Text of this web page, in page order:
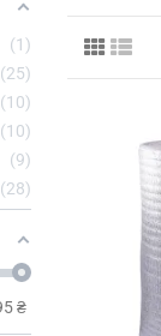
1
25
10
10
9
28
₴